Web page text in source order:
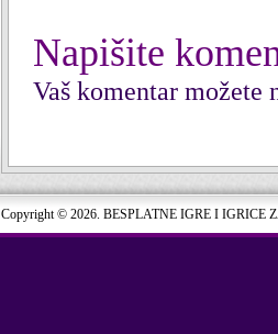
Napišite
Vaš komentar možete
Copyright © 2026. BESPLATNE IGRE I IGRICE